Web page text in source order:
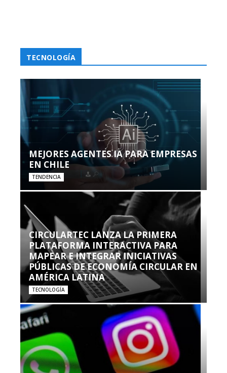
TECNOLOGÍA
MEJORES AGENTES IA PARA EMPRESAS
EN CHILE
TENDENCIA
CIRCULARTEC LANZA LA PRIMERA
PLATAFORMA INTERACTIVA PARA
MAPEAR E INTEGRAR INICIATIVAS
PÚBLICAS DE ECONOMÍA CIRCULAR EN
AMÉRICA LATINA
TECNOLOGÍA